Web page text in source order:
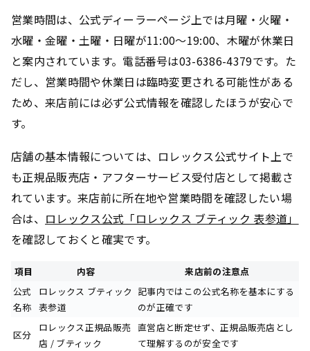
営業時間は、公式ディーラーページ上では月曜・火曜・
水曜・金曜・土曜・日曜が11:00〜19:00、木曜が休業日
と案内されています。電話番号は03-6386-4379です。た
だし、営業時間や休業日は臨時変更される可能性がある
ため、来店前には必ず公式情報を確認したほうが安心で
す。
店舗の基本情報については、ロレックス公式サイト上で
も正規品販売店・アフターサービス受付店として掲載さ
れています。来店前に所在地や営業時間を確認したい場
合は、 ロレックス公式「ロレックス ブティック 表参道」
を確認しておくと確実です。
項目 内容
来店前の注意点
公式
名称
ロレックス ブティック
表参道
記事内ではこの公式名称を基本にする
のが正確です
区分
ロレックス正規品販売
店 / ブティック
直営店と断定せず、正規品販売店とし
て理解するのが安全です